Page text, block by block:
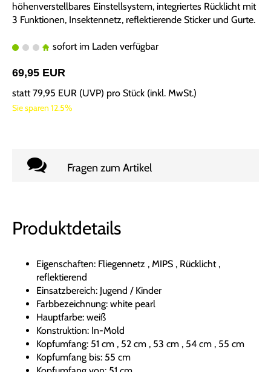
höhenverstellbares Einstellsystem, integriertes Rücklicht mit
3 Funktionen, Insektennetz, reflektierende Sticker und Gurte.
sofort im Laden verfügbar
69,95 EUR
statt79,95 EUR (UVP) pro Stück (inkl. MwSt.)
Sie sparen 12.5%
Fragen zum Artikel
Produktdetails
Eigenschaften: Fliegennetz , MIPS , Rücklicht ,
reflektierend
Einsatzbereich: Jugend / Kinder
Farbbezeichnung: white pearl
Hauptfarbe: weiß
Konstruktion: In-Mold
Kopfumfang: 51 cm , 52 cm , 53 cm , 54 cm , 55 cm
Kopfumfang bis: 55 cm